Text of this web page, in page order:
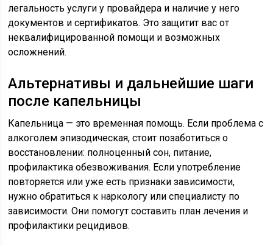
легальность услуги у провайдера и наличие у него
документов и сертификатов. Это защитит вас от
неквалифицированной помощи и возможных
осложнений.
Альтернативы и дальнейшие шаги
после капельницы
Капельница — это временная помощь. Если проблема с
алкоголем эпизодическая, стоит позаботиться о
восстановлении: полноценный сон, питание,
профилактика обезвоживания. Если употребление
повторяется или уже есть признаки зависимости,
нужно обратиться к наркологу или специалисту по
зависимости. Они помогут составить план лечения и
профилактики рецидивов.